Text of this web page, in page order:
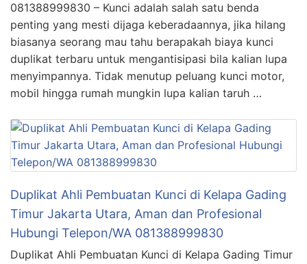
081388999830 – Kunci adalah salah satu benda
penting yang mesti dijaga keberadaannya, jika hilang
biasanya seorang mau tahu berapakah biaya kunci
duplikat terbaru untuk mengantisipasi bila kalian lupa
menyimpannya. Tidak menutup peluang kunci motor,
mobil hingga rumah mungkin lupa kalian taruh …
Duplikat Ahli Pembuatan Kunci di Kelapa Gading
Timur Jakarta Utara, Aman dan Profesional
Hubungi Telepon/WA 081388999830
Duplikat Ahli Pembuatan Kunci di Kelapa Gading Timur